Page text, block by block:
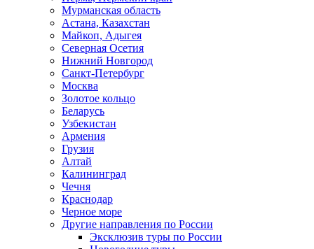
Мурманская область
Астана, Казахстан
Майкоп, Адыгея
Северная Осетия
Нижний Новгород
Санкт-Петербург
Москва
Золотое кольцо
Беларусь
Узбекистан
Армения
Грузия
Алтай
Калининград
Чечня
Краснодар
Черное море
Другие направления по России
Эксклюзив туры по России